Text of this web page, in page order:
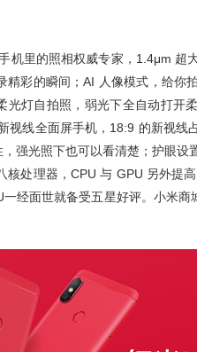
机里的照相权威专家，1.4μm 超
精彩的瞬间；AI 人像模式，给你
光灯自拍照，弱光下全自动打开
视线全面屏手机，18:9 的新视线
强光照下也可以看清楚；护眼设
核处理器，CPU 与 GPU 另外提
经面世就备受五星好评。小米商